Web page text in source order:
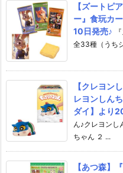
【ズートピ
ー』食玩カ
10日発売♪
全33種（うち
【クレヨン
レヨンしん
ダイ】より
ん♪クレヨンし
ちゃん ２ ...
【あつ森】